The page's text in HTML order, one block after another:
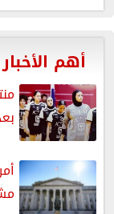
أهم الأخبار